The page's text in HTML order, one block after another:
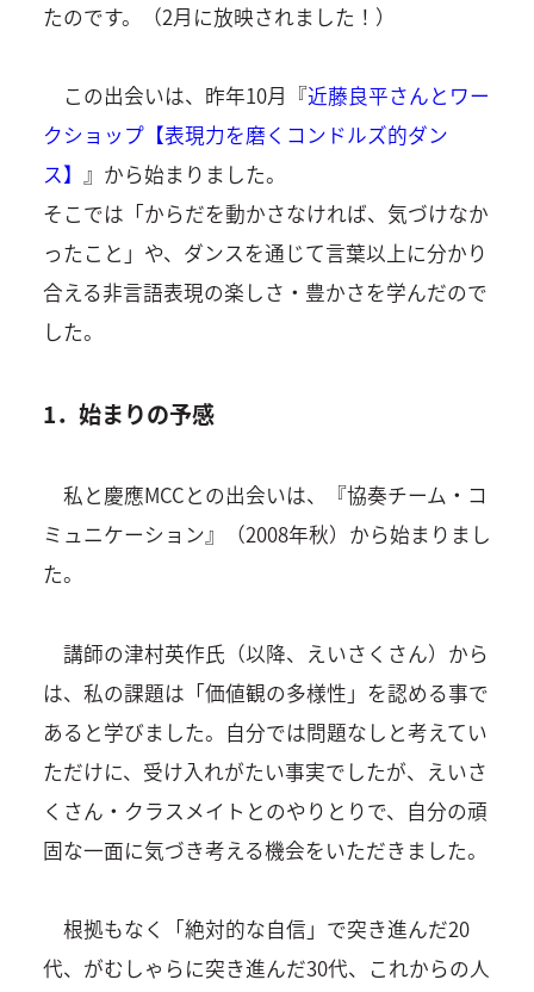
たのです。（2月に放映されました！）
この出会いは、昨年10月『近藤良平さんとワー
クショップ【表現力を磨くコンドルズ的ダン
ス】 』から始まりました。
そこでは「からだを動かさなければ、気づけなか
ったこと」や、ダンスを通じて言葉以上に分かり
合える非言語表現の楽しさ・豊かさを学んだので
した。
1．始まりの予感
私と慶應MCCとの出会いは、『協奏チーム・コ
ミュニケーション』（2008年秋）から始まりまし
た。
講師の津村英作氏（以降、えいさくさん）から
は、私の課題は「価値観の多様性」を認める事で
あると学びました。自分では問題なしと考えてい
ただけに、受け入れがたい事実でしたが、えいさ
くさん・クラスメイトとのやりとりで、自分の頑
固な一面に気づき考える機会をいただきました。
根拠もなく「絶対的な自信」で突き進んだ20
代、がむしゃらに突き進んだ30代、これからの人